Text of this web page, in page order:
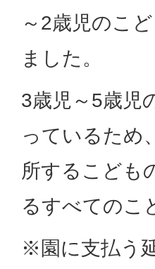
～2歳児のこ
ました。
3歳児～5歳児
っているため
所するこども
るすべてのこ
※園に支払う